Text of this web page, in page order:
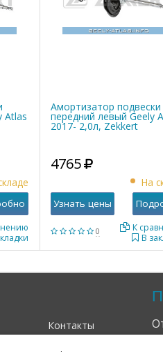
Atlas
Амортизатор подвески
передний левый Geely
2017- 2,0л, Zekkert
0
4765
На
В
К
Узнать цены
Контакты